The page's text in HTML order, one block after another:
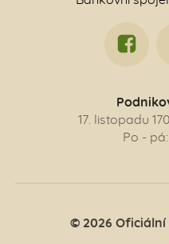
17. listopadu
Po -
© 2026